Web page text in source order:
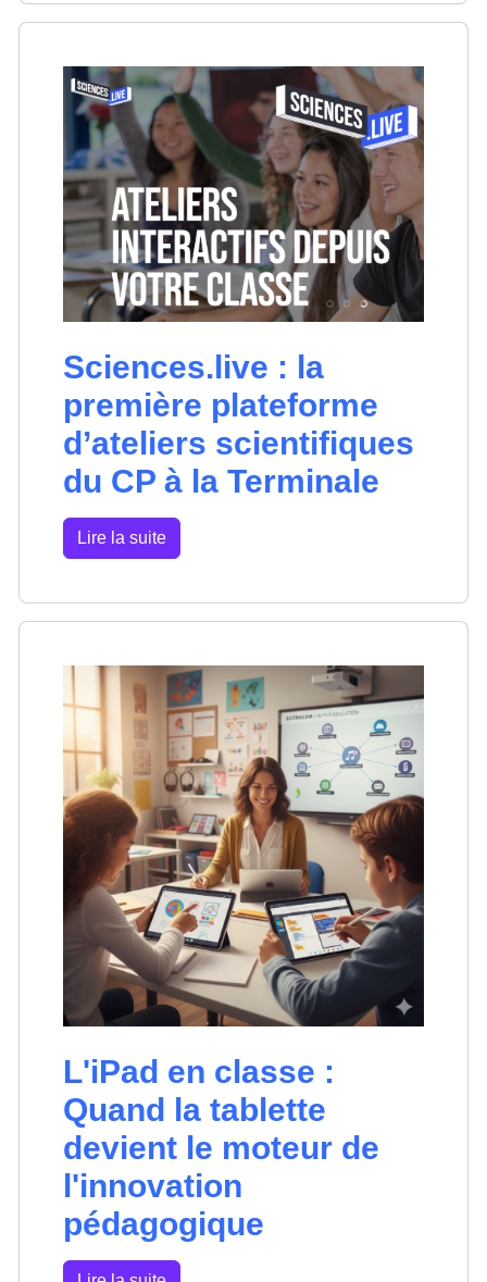
Sciences.live : la
première plateforme
d’ateliers scientifiques
du CP à la Terminale
Lire la suite
L'iPad en classe :
Quand la tablette
devient le moteur de
l'innovation
pédagogique